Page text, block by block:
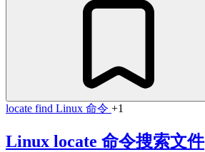
locate find Linux 命令 +1
Linux locate 命令搜索文件